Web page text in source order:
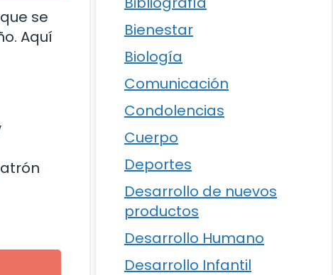
se
Aquí
Bienestar
Biología
Comunicación
Condolencias
Cuerpo
Deportes
Desarrollo de nuevos
productos
Desarrollo Humano
Desarrollo Infantil